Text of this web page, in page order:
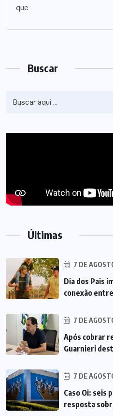
que
Buscar
Últimas
7 DE
Dia dos Pais
conexão
7 DE
Após cobrar
Guarnieri
7 DE
Caso Oi: seis
resposta